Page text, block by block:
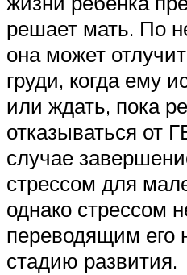
решает мать. По
она может
груди, когда ему
или ждать, пока
отказываться от
случае
стрессом для
однако стрессом
переводящим
стадию развития.